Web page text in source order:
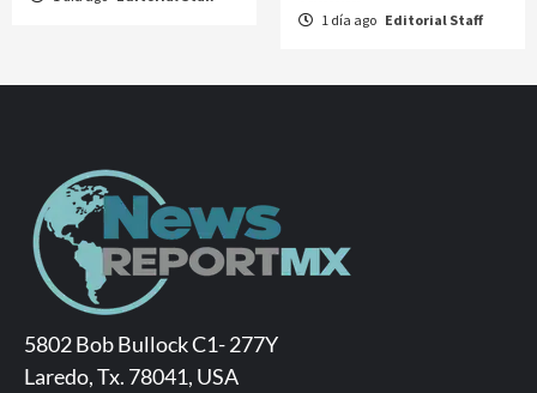
1 día ago Editorial Staff
5802 Bob Bullock C1- 277Y
Laredo, Tx. 78041, USA